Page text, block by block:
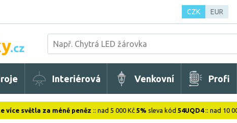
CZK EUR
Interiérová Venkovní Profi
více světla za méně peněz :: nad 5 000 Kč 5% sleva kód 54UQD4:: nad 10